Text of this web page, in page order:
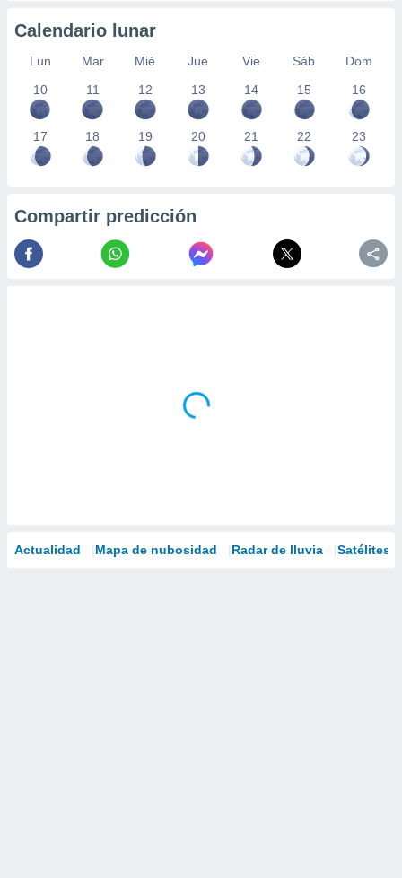
Calendario lunar
Lun Mar Mié Jue Vie Sáb
Dom
10
11 12 13 14 15 16
17 18 19 20 21 22 23
Compartir predicción
Actualidad Mapa de nubosidad Radar de lluvia Satélites